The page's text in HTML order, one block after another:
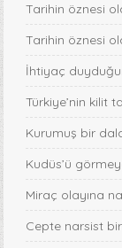
Tarihin öznesi
Tarihin öznesi
İhtiyaç
Türkiye’nin kilit
Kurumuş bir
Kudüs’ü
Miraç olayına
Cepte narsist